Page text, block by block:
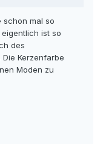
schon mal so
ist so
des
Kerzenfarbe
Moden zu